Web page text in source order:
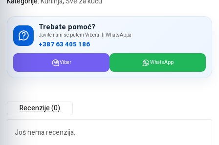
Trebate pomoć?
Javite nam se putem Vibera ili WhatsAppa
+387 63 405 186
Viber WhatsApp
Recenzije (0)
Još nema recenzija.